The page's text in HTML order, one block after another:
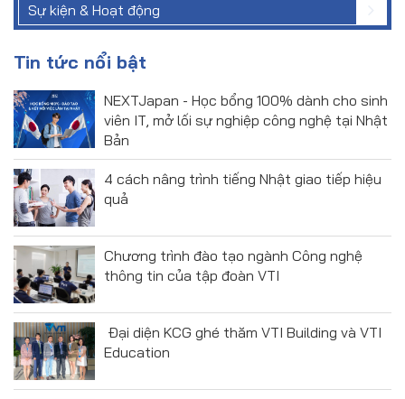
Sự kiện & Hoạt động
Tin tức nổi bật
NEXTJapan - Học bổng 100% dành cho sinh
viên IT, mở lối sự nghiệp công nghệ tại Nhật
Bản
4 cách nâng trình tiếng Nhật giao tiếp hiệu
quả
Chương trình đào tạo ngành Công nghệ
thông tin của tập đoàn VTI
Đại diện KCG ghé thăm VTI Building và VTI
Education